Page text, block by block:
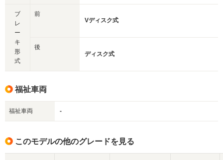
ブ
レ
ー
キ
形
式
前
Vディスク式
後
ディスク式
福祉車両
福祉車両 -
このモデルの他のグレードを見る